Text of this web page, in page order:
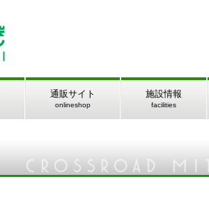
通販サイト
onlineshop
施設情報
facilities